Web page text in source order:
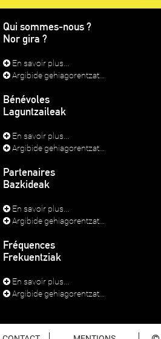
Qui sommes-nous ?
Nor gira ?
En savoir plus...
Argibide gehiagorentzat...
Bénévoles
Laguntzaileak
En savoir plus...
Argibide gehiagorentzat...
Partenaires
Bazkideak
En savoir plus...
Argibide gehiagorentzat...
Fréquences
Frekuentziak
En savoir plus...
Argibide gehiagorentzat...